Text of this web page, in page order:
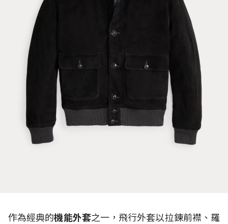
作為經典的機能外套之一，飛行外套以拉鍊前襟、羅